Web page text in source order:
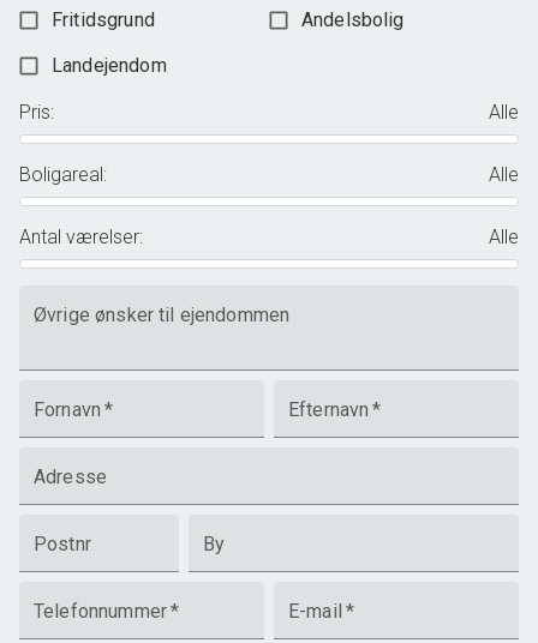
Fritidsgrund
Andelsbolig
Landejendom
Pris: Alle
Boligareal : Alle
Antal værelser: Alle
Øvrige ønsker til ejendommen
Fornavn * Efternavn *
Adresse
Postnr By
Telefonnummer* E-mail *